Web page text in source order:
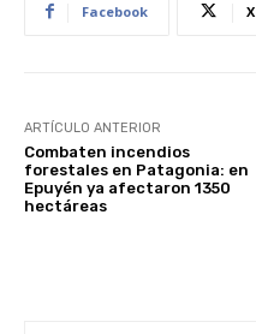
Facebook X
ARTÍCULO ANTERIOR
Combaten incendios
forestales en Patagonia: en
Epuyén ya afectaron 1350
hectáreas